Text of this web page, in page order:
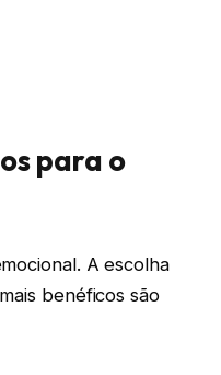
para o
A escolha
benéficos são